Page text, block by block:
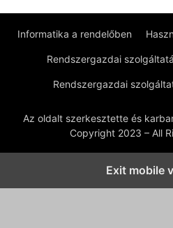
Informatika a rendelőben
Rendszergazdai
Rendszergazdai
Az oldalt szerkesztette és
Copyright 2023 – All
Exit mobile